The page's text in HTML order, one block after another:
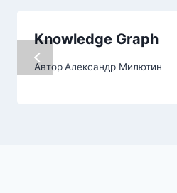
Knowledge Graph
АвторАлександр Милютин